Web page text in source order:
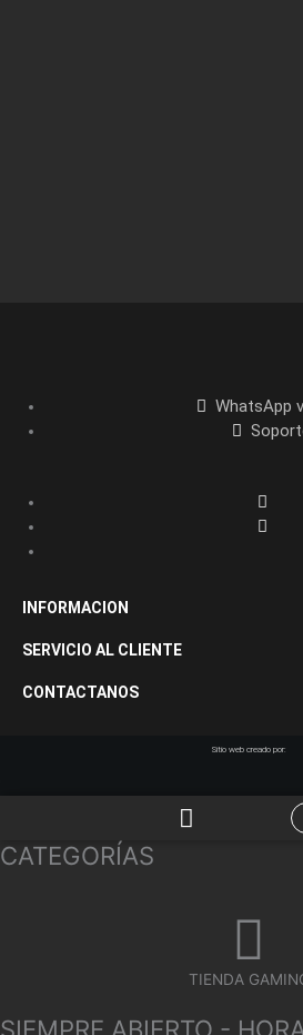
WhatsApp
INFORMACION
SERVICIO AL CLIENTE
CONTACTANOS
Sitio web creado por:
CATEGORÍAS
TIENDA
SIEMPRE ABIERTO -